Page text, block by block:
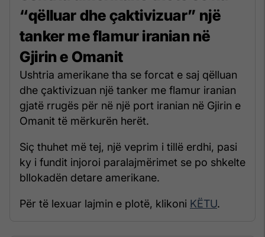
“qëlluar dhe çaktivizuar” një
tanker me flamur iranian në
Gjirin e Omanit
Ushtria amerikane tha se forcat e saj qëlluan
dhe çaktivizuan një tanker me flamur iranian
gjatë rrugës për në një port iranian në Gjirin e
Omanit të mërkurën herët.
Siç thuhet më tej, një veprim i tillë erdhi, pasi
ky i fundit injoroi paralajmërimet se po shkelte
bllokadën detare amerikane.
Për të lexuar lajmin e plotë, klikoni KËTU.